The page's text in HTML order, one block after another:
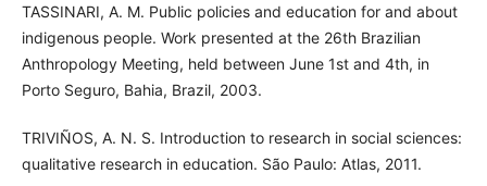
TASSINARI, A. M. Public policies and education for and about
indigenous people. Work presented at the 26th Brazilian
Anthropology Meeting, held between June 1st and 4th, in
Porto Seguro, Bahia, Brazil, 2003.
TRIVIÑOS, A. N. S. Introduction to research in social sciences:
qualitative research in education. São Paulo: Atlas, 2011.